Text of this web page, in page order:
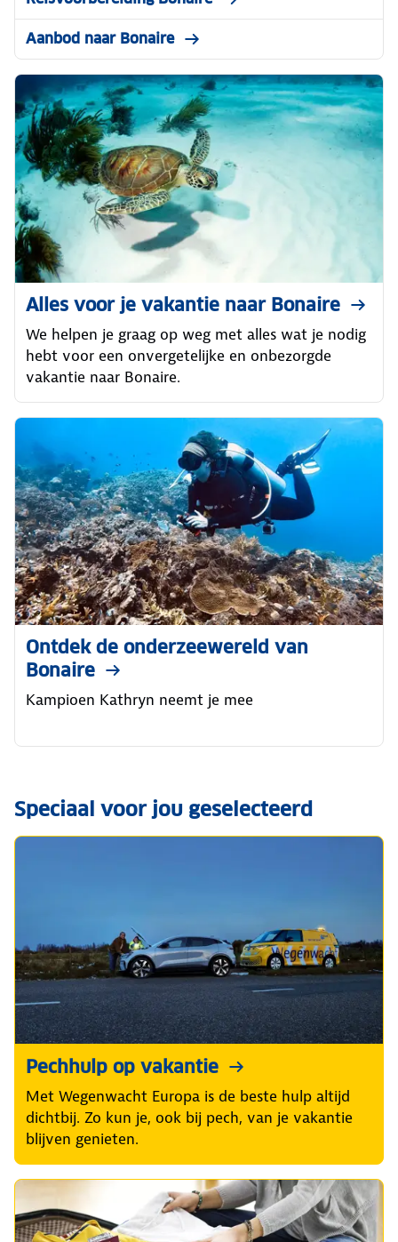
Aanbod naar Bonaire
Alles voor je vakantie naar Bonaire
We helpen je graag op weg met alles wat je nodig
hebt voor een onvergetelijke en onbezorgde
vakantie naar Bonaire.
Ontdek de onderzeewereld van
Bonaire
Kampioen Kathryn neemt je mee
Speciaal voor jou geselecteerd
Pechhulp op vakantie
Met Wegenwacht Europa is de beste hulp altijd
dichtbij. Zo kun je, ook bij pech, van je vakantie
blijven genieten.